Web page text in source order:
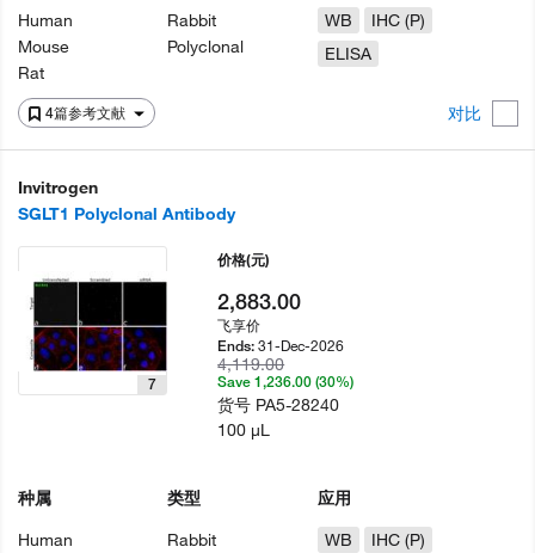
4篇参考文献 对比
Human
Mouse
Rat
Rabbit
Polyclonal
WB
IHC (P)
ELISA
Invitrogen
SGLT1 Polyclonal Antibody
7
种属
Human
类型
Rabbit
应用
WB
IHC (P)
价格(元)
2,883.00
飞享价
Ends:31-Dec-2026
4,119.00
Save 1,236.00 (30%)
货号 PA5-28240
100 µL